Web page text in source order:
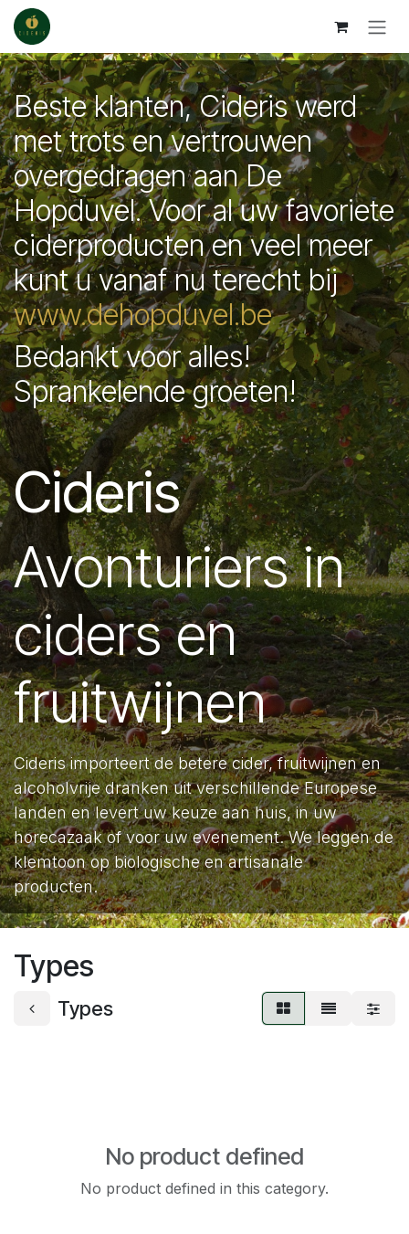
Skip to Content
Beste klanten, Cideris werd
met trots en vertrouwen
overgedragen aan De
Hopduvel. Voor al uw favoriete
ciderproducten en veel meer
kunt u vanaf nu terecht bij
www.dehopduvel.be
Bedankt voor alles!
Sprankelende groeten!
Cideris
Avonturiers in
ciders en
fruitwijnen
Cideris importeert de betere cider, fruitwijnen en
alcoholvrije dranken uit verschillende Europese
landen en levert uw keuze aan huis, in uw
horecazaak of voor uw evenement. We leggen de
klemtoon op biologische en artisanale
producten.
Types
Types
No product defined
No product defined in this category.